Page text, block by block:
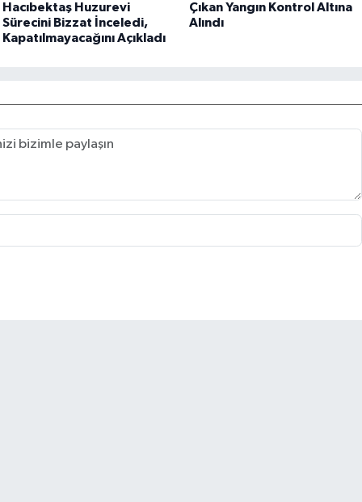
Hacıbektaş Huzurevi
Sürecini Bizzat İnceledi,
Kapatılmayacağını Açıkladı
Çıkan Yangın Kontrol Altına
Alındı